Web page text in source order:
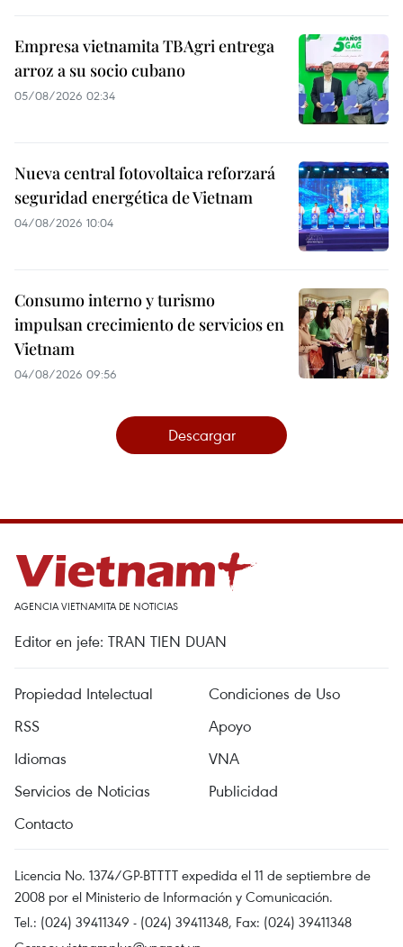
Empresa vietnamita TBAgri entrega
arroz a su socio cubano
05/08/2026 02:34
Nueva central fotovoltaica reforzará
seguridad energética de Vietnam
04/08/2026 10:04
Consumo interno y turismo
impulsan crecimiento de servicios en
Vietnam
04/08/2026 09:56
Descargar
AGENCIA VIETNAMITA DE NOTICIAS
Editor en jefe: TRAN TIEN DUAN
Propiedad Intelectual
Condiciones de Uso
RSS
Apoyo
Idiomas
VNA
Servicios de Noticias
Publicidad
Contacto
Licencia No. 1374/GP-BTTTT expedida el 11 de septiembre de
2008 por el Ministerio de Información y Comunicación.
Tel.: (024) 39411349 - (024) 39411348, Fax: (024) 39411348